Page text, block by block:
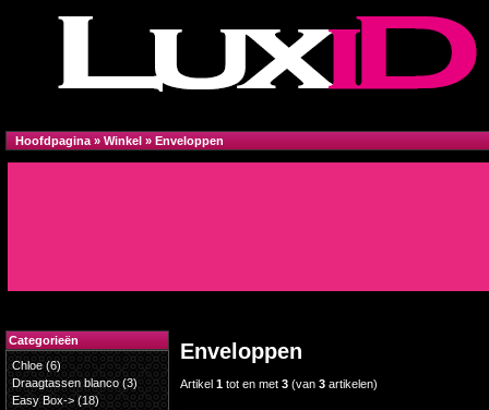
Hoofdpagina » Winkel » Enveloppen
Enveloppen
Artikel 1 tot en met 3 (van 3 artikelen)
Categorieën
Chloe(6)
Draagtassen blanco (3)
Easy Box-> (18)